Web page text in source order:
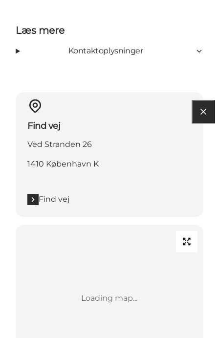
Læs mere
Kontaktoplysninger
Find vej
Ved Stranden 26
1410 København K
Find vej
Loading map...